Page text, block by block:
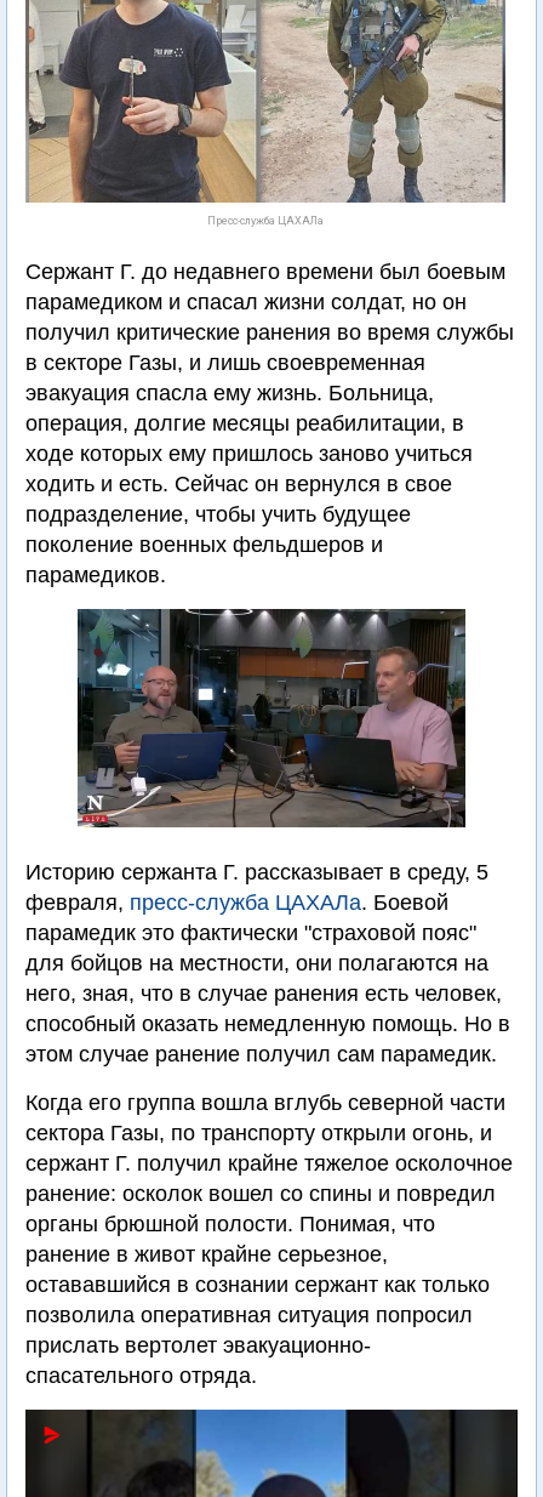
Пресс-служба ЦАХАЛа
Сержант Г. до недавнего времени был боевым
парамедиком и спасал жизни солдат, но он
получил критические ранения во время службы
в секторе Газы, и лишь своевременная
эвакуация спасла ему жизнь. Больница,
операция, долгие месяцы реабилитации, в
ходе которых ему пришлось заново учиться
ходить и есть. Сейчас он вернулся в свое
подразделение, чтобы учить будущее
поколение военных фельдшеров и
парамедиков.
Историю сержанта Г. рассказывает в среду, 5
февраля, пресс-служба ЦАХАЛа. Боевой
парамедик это фактически "страховой пояс"
для бойцов на местности, они полагаются на
него, зная, что в случае ранения есть человек,
способный оказать немедленную помощь. Но в
этом случае ранение получил сам парамедик.
Когда его группа вошла вглубь северной части
сектора Газы, по транспорту открыли огонь, и
сержант Г. получил крайне тяжелое осколочное
ранение: осколок вошел со спины и повредил
органы брюшной полости. Понимая, что
ранение в живот крайне серьезное,
остававшийся в сознании сержант как только
позволила оперативная ситуация попросил
прислать вертолет эвакуационно-
спасательного отряда.